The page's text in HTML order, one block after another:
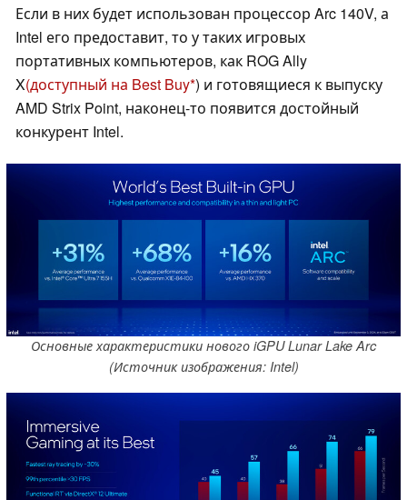
Если в них будет использован процессор Arc 140V, а
Intel его предоставит, то у таких игровых
портативных компьютеров, как ROG Ally
X(доступный на Best Buy ) и готовящиеся к выпуску
AMD Strix Point, наконец-то появится достойный
конкурент Intel.
Основные характеристики нового iGPU Lunar Lake Arc
(Источник изображения: Intel)